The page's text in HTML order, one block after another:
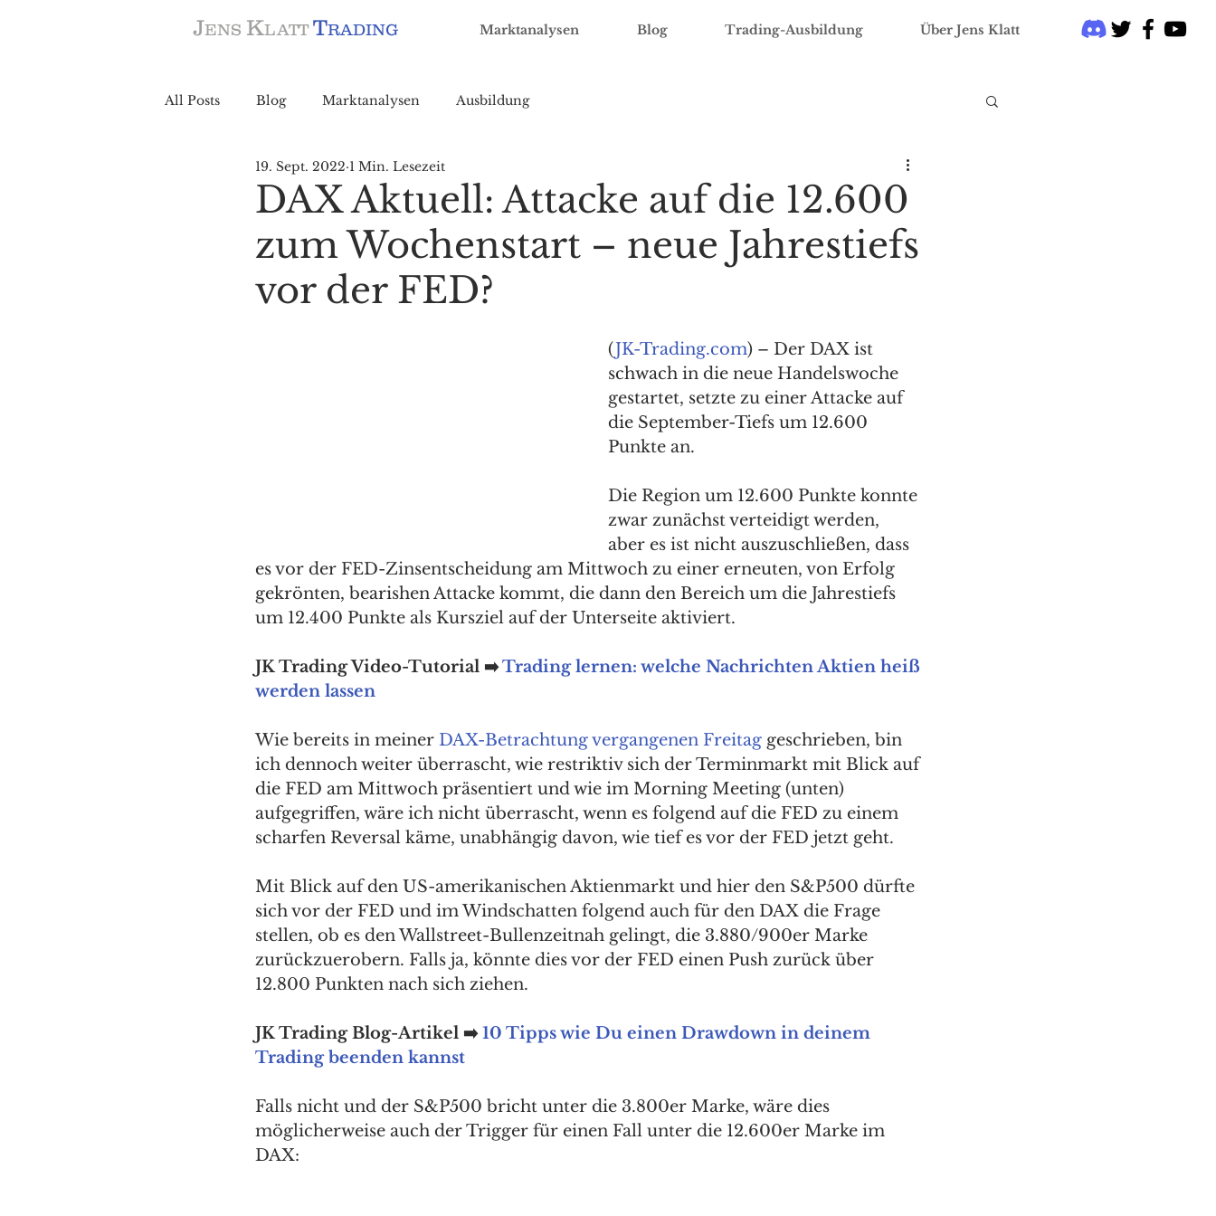
JENS KLATT TRADING Marktanalysen Blog Trading-Ausbildung Über Jens Klatt
All Posts Blog Marktanalysen Ausbildung
DAX Aktuell: Attacke auf die 12.600
zum Wochenstart – neue Jahrestiefs
vor der FED?
19. Sept. 2022 1 Min. Lesezeit
(JK-Trading.com) – Der DAX ist
schwach in die neue Handelswoche
gestartet, setzte zu einer Attacke auf
die September-Tiefs um 12.600
Punkte an.
Die Region um 12.600 Punkte konnte
zwar zunächst verteidigt werden,
aber es ist nicht auszuschließen, dass
es vor der FED-Zinsentscheidung am Mittwoch zu einer erneuten, von Erfolg
gekrönten, bearishen Attacke kommt, die dann den Bereich um die Jahrestiefs
um 12.400 Punkte als Kursziel auf der Unterseite aktiviert.
JK Trading Video-Tutorial ➡️ Trading lernen: welche Nachrichten Aktien heiß
werden lassen
Wie bereits in meiner DAX-Betrachtung vergangenen Freitag geschrieben, bin
ich dennoch weiter überrascht, wie restriktiv sich der Terminmarkt mit Blick auf
die FED am Mittwoch präsentiert und wie im Morning Meeting (unten)
aufgegriffen, wäre ich nicht überrascht, wenn es folgend auf die FED zu einem
scharfen Reversal käme, unabhängig davon, wie tief es vor der FED jetzt geht.
Mit Blick auf den US-amerikanischen Aktienmarkt und hier den S&P500 dürfte
sich vor der FED und im Windschatten folgend auch für den DAX die Frage
stellen, ob es den Wallstreet-Bullenzeitnah gelingt, die 3.880/900er Marke
zurückzuerobern. Falls ja, könnte dies vor der FED einen Push zurück über
12.800 Punkten nach sich ziehen.
JK Trading Blog-Artikel ➡️ 10 Tipps wie Du einen Drawdown in deinem
Trading beenden kannst
Falls nicht und der S&P500 bricht unter die 3.800er Marke, wäre dies
möglicherweise auch der Trigger für einen Fall unter die 12.600er Marke im
DAX: